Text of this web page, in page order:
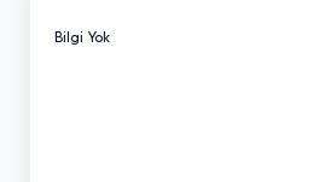
Bilgi Yok